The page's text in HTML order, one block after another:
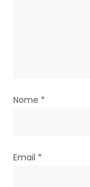
c
l
Nome *
Email *